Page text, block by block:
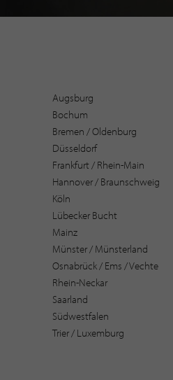
Augsburg
Bochum
Bremen / Oldenburg
Düsseldorf
Frankfurt / Rhein-Main
Hannover / Braunschweig
Köln
Lübecker Bucht
Mainz
Münster / Münsterland
Osnabrück / Ems / Vechte
Rhein-Neckar
Saarland
Südwestfalen
Trier / Luxemburg